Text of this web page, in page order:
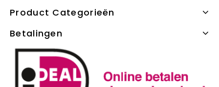
Product Categorieën
Betalingen